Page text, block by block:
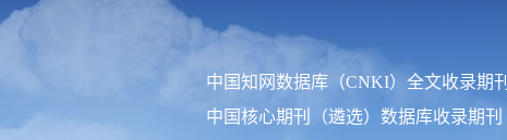
中国知网数据库（CNKI）全文收录期刊
中国核心期刊（遴选）数据库收录期刊